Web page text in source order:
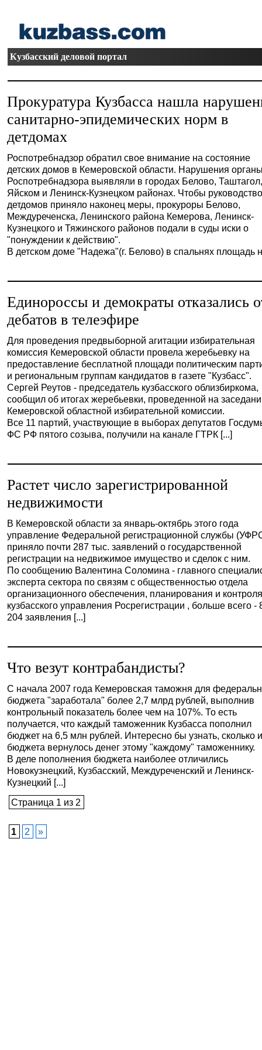
Кузбасский деловой портал
Прокуратура Кузбасса нашла
санитарно-эпидемических норм в
детдомах
Роспотребнадзор обратил свое внимание на состояние
детских домов в Кемеровской области. Нарушения
Роспотребнадзора выявляли в городах Белово,
Яйском и Ленинск-Кузнецком районах. Чтобы
детдомов приняло наконец меры, прокуроры Белово,
Междуреченска, Ленинского района Кемерова, Ленинск-
Кузнецкого и Тяжинского районов подали в суды иски о
"понуждении к действию".
В детском доме "Надежа"(г. Белово) в спальнях площадь
Единороссы и демократы отказались
дебатов в телеэфире
Для проведения предвыборной агитации избирательная
комиссия Кемеровской области провела жеребьевку на
предоставление бесплатной площади политическим
и региональным группам кандидатов в газете "Кузбасс".
Сергей Реутов - председатель кузбасского облизбиркома,
сообщил об итогах жеребьевки, проведенной на
Кемеровской областной избирательной комиссии.
Все 11 партий, участвующие в выборах депутатов
ФС РФ пятого созыва, получили на канале ГТРК [...]
Растет число зарегистрированной
недвижимости
В Кемеровской области за январь-октябрь этого года
управление Федеральной регистрационной службы
приняло почти 287 тыс. заявлений о государственной
регистрации на недвижимое имущество и сделок с ним.
По сообщению Валентина Соломина - главного
эксперта сектора по связям с общественностью отдела
организационного обеспечения, планирования и
кузбасского управления Росрегистрации , больше всего -
204 заявления [...]
Что везут контрабандисты?
С начала 2007 года Кемеровская таможня для
бюджета "заработала" более 2,7 млрд рублей, выполнив
контрольный показатель более чем на 107%. То есть
получается, что каждый таможенник Кузбасса пополнил
бюджет на 6,5 млн рублей. Интересно бы узнать, сколько
бюджета вернулось денег этому "каждому" таможеннику.
В деле пополнения бюджета наиболее отличились
Новокузнецкий, Кузбасский, Междуреченский и Ленинск-
Кузнецкий [...]
Страница 1 из 2
1 2 »